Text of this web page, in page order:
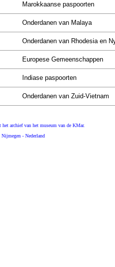
Marokkaanse paspoorten
Onderdanen van Malaya
Onderdanen van Rhodesia en
Europese Gemeenschappen
Indiase paspoorten
Onderdanen van Zuid-Vietnam
archief van het museum van de KMar.
- Nederland